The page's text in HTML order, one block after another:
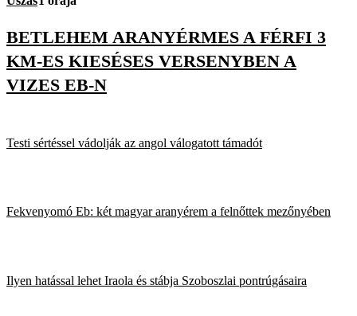
BETLEHEM ARANYÉRMES A FÉRFI 3
KM-ES KIESÉSES VERSENYBEN A
VIZES EB-N
Testi sértéssel vádolják az angol válogatott támadót
Fekvenyomó Eb: két magyar aranyérem a felnőttek mezőnyében
Ilyen hatással lehet Iraola és stábja Szoboszlai pontrúgásaira